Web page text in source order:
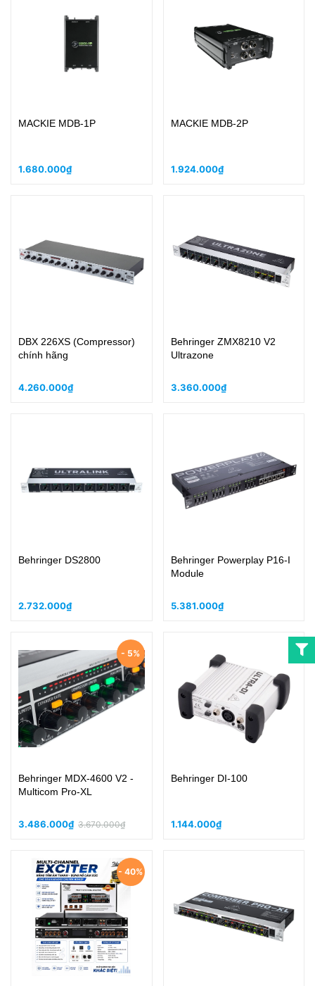
MACKIE MDB-1P
1.680.000₫
MACKIE MDB-2P
1.924.000₫
DBX 226XS (Compressor)
chính hãng
4.260.000₫
Behringer ZMX8210 V2
Ultrazone
3.360.000₫
Behringer DS2800
2.732.000₫
Behringer Powerplay P16-I
Module
5.381.000₫
- 5%
Behringer MDX-4600 V2 -
Multicom Pro-XL
3.486.000₫ 3.670.000₫
Behringer DI-100
1.144.000₫
- 40%